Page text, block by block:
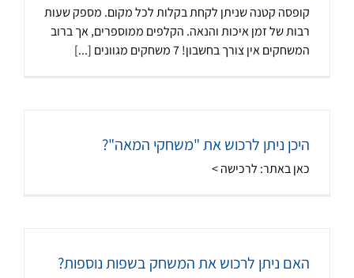
קופסה קטנה שניתן לקחת בקלות לכל מקום. מספק שעות
רבות של זמן איכות והנאה. הקלפים ממוספרים, אך ברוב
המשחקים אין צורך בחשבון! 7 משחקים מגוונים [...]
היכן ניתן לרכוש את "משחקי המאה"?
כאן באתר: לרכישה >
האם ניתן לרכוש את המשחק בשפות נוספות?